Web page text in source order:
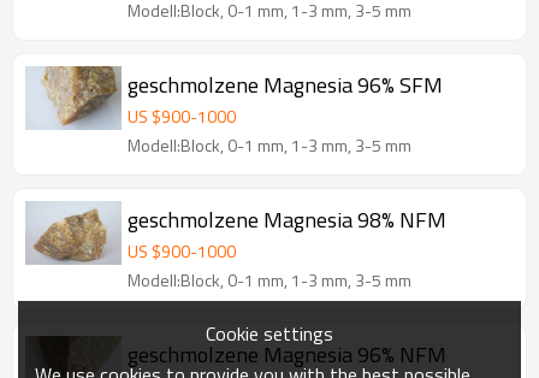
Modell:Block, 0-1 mm, 1-3 mm, 3-5 mm
geschmolzene Magnesia 96% SFM
US $900-1000
Modell:Block, 0-1 mm, 1-3 mm, 3-5 mm
geschmolzene Magnesia 98% NFM
US $900-1000
Modell:Block, 0-1 mm, 1-3 mm, 3-5 mm
geschmolzene Magnesia 96% NFM
Cookie settings